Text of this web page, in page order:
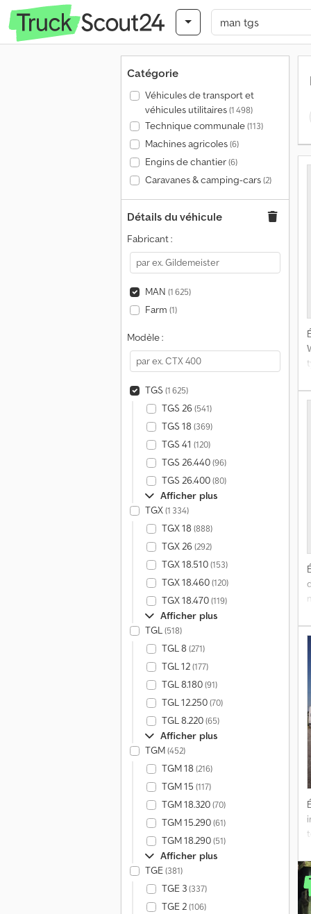
Catégorie
Véhicules de transport et
véhicules utilitaires(1 498)
Technique communale(113)
Machines agricoles(6)
Engins de chantier(6)
Caravanes & camping-cars(2)
Détails du véhicule
Fabricant :
MAN (1 625)
Farm (1)
Modèle :
TGS (1 625)
TGS 26(541)
TGS 18 (369)
TGS 41 (120)
TGS 26.440(96)
TGS 26.400(80)
Afficher plus
TGX(1 334)
TGX 18 (888)
TGX 26(292)
TGX 18.510(153)
TGX 18.460(120)
TGX 18.470(119)
Afficher plus
TGL(518)
TGL 8 (271)
TGL 12(177)
TGL 8.180(91)
TGL 12.250(70)
TGL 8.220(65)
Afficher plus
TGM(452)
TGM 18 (216)
TGM 15 (117)
TGM 18.320(70)
TGM 15.290(61)
TGM 18.290(51)
Afficher plus
TGE(381)
TGE 3(337)
TGE 2(106)